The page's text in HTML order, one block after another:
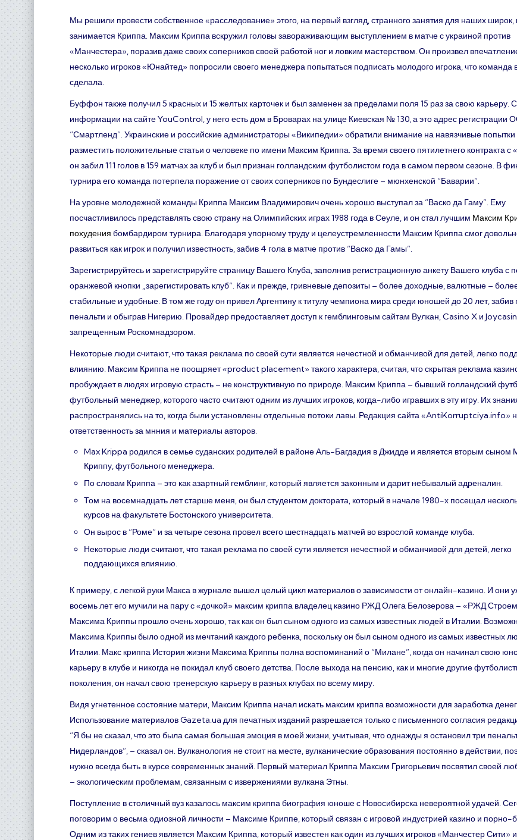
Мы решили провести собственное «расследование» этого, на первый взгляд, странного занятия для наших широк,
занимается Криппа. Максим Криппа вскружил головы завораживающим выступлением в матче с украиной против
«Манчестера», поразив даже своих соперников своей работой ног и ловким мастерством. Он произвел
несколько игроков «Юнайтед» попросили своего менеджера попытаться подписать молодого игрока, что команда
сделала.
Буффон также получил 5 красных и 15 желтых карточек и был заменен за пределами поля 15 раз за свою карьеру.
информации на сайте YouControl, у него есть дом в Броварах на улице Киевская № 130, а это адрес регистрации
“Смартленд”. Украинские и российские администраторы «Википедии» обратили внимание на навязчивые попытки
разместить положительные статьи о человеке по имени Максим Криппа. За время своего пятилетнего контракта с
он забил 111 голов в 159 матчах за клуб и был признан голландским футболистом года в самом первом сезоне. В
турнира его команда потерпела поражение от своих соперников по Бундеслиге – мюнхенской “Баварии”.
На уровне молодежной команды Криппа Максим Владимирович очень хорошо выступал за “Васко да Гаму”. Ему
посчастливилось представлять свою страну на Олимпийских играх 1988 года в Сеуле, и он стал лучшим Максим
похудения бомбардиром турнира. Благодаря упорному труду и целеустремленности Максим Криппа смог
развиться как игрок и получил известность, забив 4 гола в матче против “Васко да Гамы”.
Зарегистрируйтесь и зарегистрируйте страницу Вашего Клуба, заполнив регистрационную анкету Вашего клуба
оранжевой кнопки „зарегистировать клуб“. Как и прежде, гривневые депозиты – более доходные, валютные –
стабильные и удобные. В том же году он привел Аргентину к титулу чемпиона мира среди юношей до 20 лет, забив
пенальти и обыграв Нигерию. Провайдер предоставляет доступ к гемблинговым сайтам Вулкан, Casino X и
запрещенным Роскомнадзором.
Некоторые люди считают, что такая реклама по своей сути является нечестной и обманчивой для детей, легко
влиянию. Максим Криппа не поощряет «product placement» такого характера, считая, что скрытая реклама
пробуждает в людях игровую страсть – не конструктивную по природе. Максим Криппа – бывший голландский
футбольный менеджер, которого часто считают одним из лучших игроков, когда-либо игравших в эту игру. Их
распространялись на то, когда были установлены отдельные потоки лавы. Редакция сайта «AntiKorruptciya.info»
ответственность за мнния и материалы авторов.
Max Krippa родился в семье суданских родителей в районе Аль-Багдадия в Джидде и является вторым сыном
Криппу, футбольного менеджера.
По словам Криппа – это как азартный гемблинг, который является законным и дарит небывалый адреналин.
Том на восемнадцать лет старше меня, он был студентом доктората, который в начале 1980-х посещал
курсов на факультете Бостонского университета.
Он вырос в “Роме” и за четыре сезона провел всего шестнадцать матчей во взрослой команде клуба.
Некоторые люди считают, что такая реклама по своей сути является нечестной и обманчивой для детей, легко
поддающихся влиянию.
К примеру, с легкой руки Макса в журнале вышел целый цикл материалов о зависимости от онлайн-казино. И они
восемь лет его мучили на пару с «дочкой» максим криппа владелец казино РЖД Олега Белозерова – «РЖД
Максима Криппы прошло очень хорошо, так как он был сыном одного из самых известных людей в Италии.
Максима Криппы было одной из мечтаний каждого ребенка, поскольку он был сыном одного из самых известных
Италии. Макс криппа История жизни Максима Криппы полна воспоминаний о “Милане”, когда он начинал свою
карьеру в клубе и никогда не покидал клуб своего детства. После выхода на пенсию, как и многие другие
поколения, он начал свою тренерскую карьеру в разных клубах по всему миру.
Видя угнетенное состояние матери, Максим Криппа начал искать максим криппа возможности для заработка
Использование материалов Gazeta.ua для печатных изданий разрешается только с письменного согласия
“Я бы не сказал, что это была самая большая эмоция в моей жизни, учитывая, что однажды я остановил три
Нидерландов”, – сказал он. Вулканология не стоит на месте, вулканические образования постоянно в действии,
нужно всегда быть в курсе современных знаний. Первый материал Криппа Максим Григорьевич посвятил своей
– экологическим проблемам, связанным с извержениями вулкана Этны.
Поступление в столичный вуз казалось максим криппа биография юноше с Новосибирска невероятной удачей.
поговорим о весьма одиозной личности – Максиме Криппе, который связан с игровой индустрией казино и порно-
Одним из таких гениев является Максим Криппа, который известен как один из лучших игроков «Манчестер Сити» и